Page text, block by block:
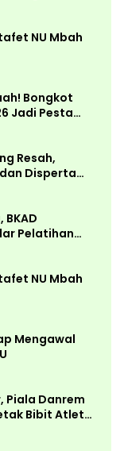
NU Mbah
Bongkot
Jadi Pesta
Resah,
Disperta
Pelatihan
NU Mbah
Mengawal
Piala Danrem
Bibit Atlet